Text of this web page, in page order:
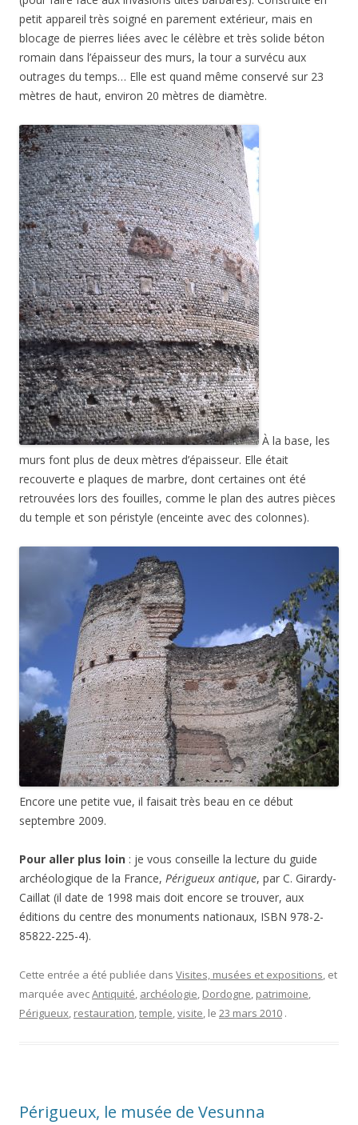
petit appareil très soigné en parement extérieur, mais en
blocage de pierres liées avec le célèbre et très solide béton
romain dans l’épaisseur des murs, la tour a survécu aux
outrages du temps… Elle est quand même conservé sur 23
mètres de haut, environ 20 mètres de diamètre.
À la base, les
murs font plus de deux mètres d’épaisseur. Elle était
recouverte e plaques de marbre, dont certaines ont été
retrouvées lors des fouilles, comme le plan des autres pièces
du temple et son péristyle (enceinte avec des colonnes).
Encore une petite vue, il faisait très beau en ce début
septembre 2009.
Pour aller plus loin : je vous conseille la lecture du guide
archéologique de la France, Périgueux antique, par C. Girardy-
Caillat (il date de 1998 mais doit encore se trouver, aux
éditions du centre des monuments nationaux, ISBN 978-2-
85822-225-4).
Cette entrée a été publiée dans Visites, musées et expositions, et
marquée avecAntiquité, archéologie, Dordogne, patrimoine,
Périgueux, restauration,temple,visite, le 23 mars 2010 .
Périgueux, le musée de Vesunna